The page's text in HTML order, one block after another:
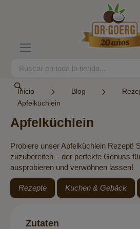
Search
Inicio Blog
Apfelküchlein
Apfelküchlein
Probiere unser Apfelküchlein Rezept!
zuzubereiten – der perfekte Genuss
ausprobieren und verwöhnen lassen!
Rezepte Kuchen & Gebäck
Zutaten